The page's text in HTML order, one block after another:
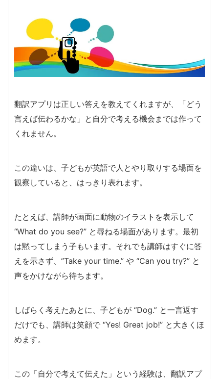
翻訳アプリは正しい答えを教えてくれますが、「どう
言えば伝わるかな」と自分で考える機会までは作って
くれません。
この違いは、子どもが英語で人とやり取りする場面を
観察していると、はっきり表れます。
たとえば、講師が画面に動物のイラストを表示して
“What do you see?” と尋ねる場面があります。最初
は黙ってしまう子もいます。それでも講師はすぐに答
えを示さず、”Take your time.” や “Can you try?” と
声をかけながら待ちます。
しばらく考えたあとに、子どもが “Dog.” と一言返す
だけでも、講師は笑顔で “Yes! Great job!” と大きくほ
めます。
この「自分で考えて伝えた」という経験は、翻訳アプ